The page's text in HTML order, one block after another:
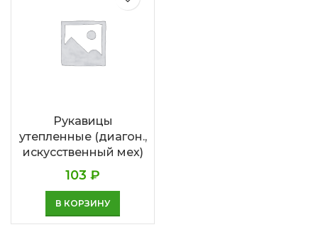
Рукавицы
утепленные (диагон.,
искусственный мех)
103 ₽
В КОРЗИНУ